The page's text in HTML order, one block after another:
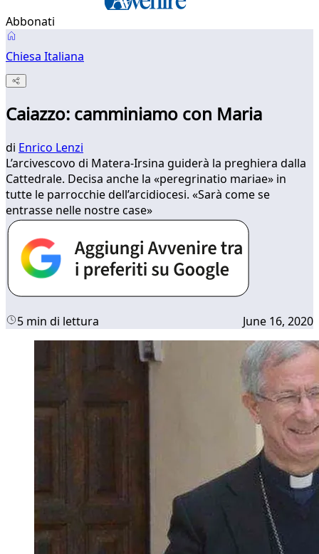
Abbonati
Chiesa Italiana
Caiazzo: camminiamo con Maria
di Enrico Lenzi
L’arcivescovo di Matera-Irsina guiderà la preghiera dalla
Cattedrale. Decisa anche la «peregrinatio mariae» in
tutte le parrocchie dell’arcidiocesi. «Sarà come se
entrasse nelle nostre case»
5 min di lettura June 16, 2020